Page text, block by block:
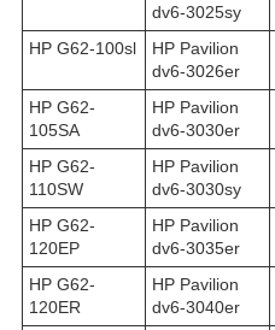
dv6-3025sy
HP G62-100sl
HP Pavilion
dv6-3026er
HP G62-
105SA
HP Pavilion
dv6-3030er
HP G62-
110SW
HP Pavilion
dv6-3030sy
HP G62-
120EP
HP Pavilion
dv6-3035er
HP G62-
120ER
HP Pavilion
dv6-3040er